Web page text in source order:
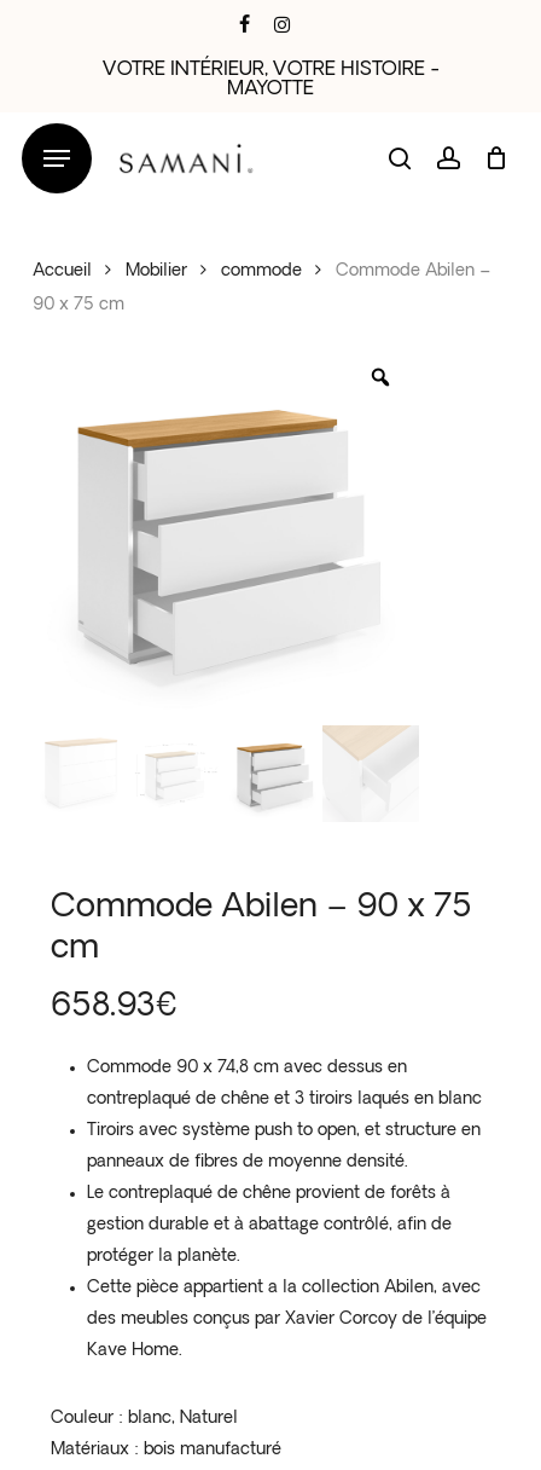
VOTRE INTÉRIEUR, VOTRE HISTOIRE -
MAYOTTE
searchaccount
Accueil Mobilier commode
Commode Abilen –
90 x 75 cm
Commode Abilen – 90 x 75
cm
658.93€
Commode 90 x 74,8 cm avec dessus en
contreplaqué de chêne et 3 tiroirs laqués en blanc
Tiroirs avec système push to open, et structure en
panneaux de fibres de moyenne densité.
Le contreplaqué de chêne provient de forêts à
gestion durable et à abattage contrôlé, afin de
protéger la planète.
Cette pièce appartient a la collection Abilen, avec
des meubles conçus par Xavier Corcoy de l’équipe
Kave Home.
Couleur : blanc, Naturel
Matériaux : bois manufacturé